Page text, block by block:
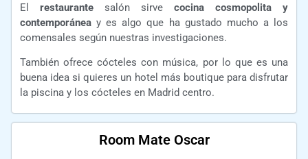
El restaurante salón sirve cocina cosmopolita y
contemporánea y es algo que ha gustado mucho a los
comensales según nuestras investigaciones.
También ofrece cócteles con música, por lo que es una
buena idea si quieres un hotel más boutique para disfrutar
la piscina y los cócteles en Madrid centro.
Room Mate Oscar